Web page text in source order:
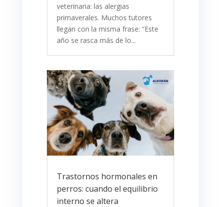
veterinaria: las alergias
primaverales. Muchos tutores
llegan con la misma frase: “Este
año se rasca más de lo...
Trastornos hormonales en
perros: cuando el equilibrio
interno se altera